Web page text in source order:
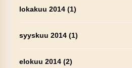
lokakuu 2014(1)
syyskuu 2014(1)
elokuu 2014(2)